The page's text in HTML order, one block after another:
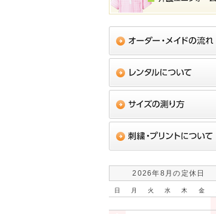
2026年8月の定休日
日 月 火 水 木 金